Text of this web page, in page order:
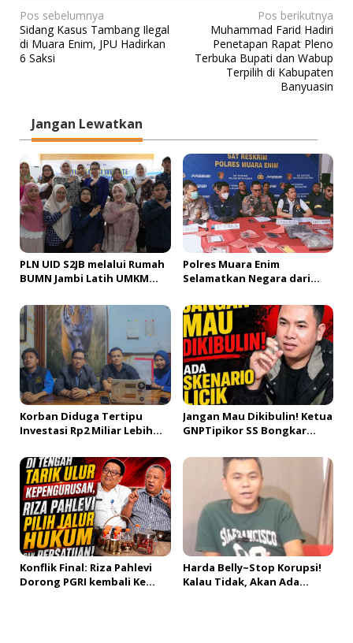
N
a
v
a
s
i
p
o
s
Pos sebelumnya
Sidang Kasus Tambang Ilegal
di Muara Enim, JPU Hadirkan
6 Saksi
Pos berikutnya
Muhammad Farid Hadiri
Penetapan Rapat Pleno
Terbuka Bupati dan Wabup
Terpilih di Kabupaten
Banyuasin
Jangan Lewatkan
PLN UID S2JB melalui Rumah
BUMN Jambi Latih UMKM
Pasar Ekspor
Polres Muara Enim
Selamatkan Negara dari
Miliar Dari Tambang Ilegal
Korban Diduga Tertipu
Investasi Rp2 Miliar Lebih
Replanting di Muba
Jangan Mau Dikibulin! Ketua
GNPTipikor SS Bongkar
Gejolak
Bangsa!!#fyp#LVD098
Konflik Final: Riza Pahlevi
Dorong PGRI kembali Ke
Harda Belly~Stop Korupsi!
Kalau Tidak, Akan Ada